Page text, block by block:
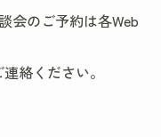
会のご予約は各Web
絡ください。